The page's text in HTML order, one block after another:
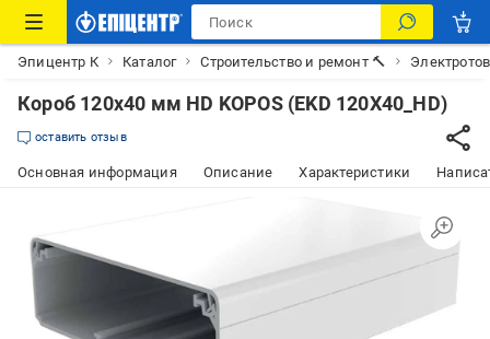
Эпицентр К Каталог Строительство и ремонт 🔨
Короб 120х40 мм HD KOPOS (EKD 120X40_HD)
оставить отзыв
Основная информация Описание Характеристики